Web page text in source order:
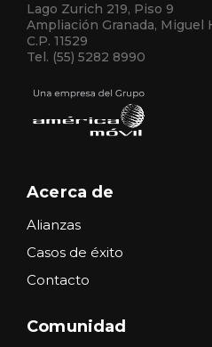
Lago Zurich 219, Piso 9
Ampliación Granada, Miguel
C.P. 11529
Tel. (55) 5282 8990
Acerca de
Alianzas
Casos de éxito
Contacto
Comunidad